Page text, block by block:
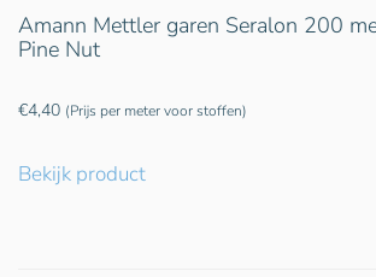
Amann Mettler garen Seralon 200
Pine Nut
€4,40 (Prijs per meter voor stoffen)
Bekijk product